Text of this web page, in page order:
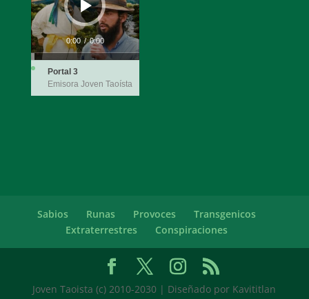
0:00 / 0:00
Portal 3
Emisora Joven Taoísta
Sabios Runas Provoces
Transgenicos
Extraterrestres
Conspiraciones
Joven Taoista (c) 2010-2030 | Diseñado por Kavititlan